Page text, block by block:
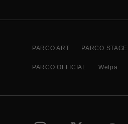
PARCO ART PARCO STAGE
PARCO OFFICIAL Welpa